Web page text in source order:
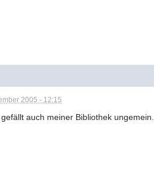
2005 - 12:15
auch meiner Bibliothek